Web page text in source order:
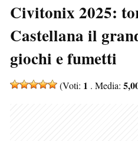
Civitonix 2025:
Castellana il
giochi e fumetti
(Voti: 1 . Media: